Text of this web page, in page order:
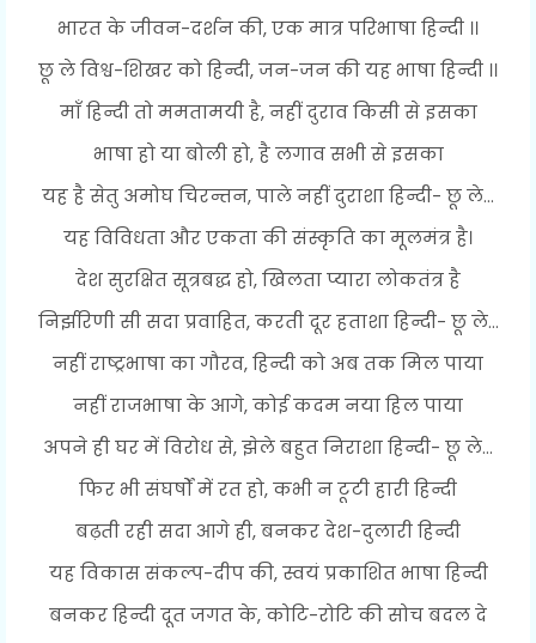
भारत के जीवन-दर्शन की, एक मात्र परिभाषा हिन्दी ।।
छू ले विश्व-शिखर को हिन्दी, जन-जन की यह भाषा हिन्दी ।।
माँ हिन्दी तो ममतामयी है, नहीं दुराव किसी से इसका
भाषा हो या बोली हो, है लगाव सभी से इसका
यह है सेतु अमोघ चिरन्तन, पाले नहीं दुराशा हिन्दी- छू ले...
यह विविधता और एकता की संस्कृति का मूलमंत्र है।
देश सुरक्षित सूत्रबद्ध हो, खिलता प्यारा लोकतंत्र है
निर्झरिणी सी सदा प्रवाहित, करती दूर हताशा हिन्दी- छू ले...
नहीं राष्ट्रभाषा का गौरव, हिन्दी को अब तक मिल पाया
नहीं राजभाषा के आगे, कोई कदम नया हिल पाया
अपने ही घर में विरोध से, झेले बहुत निराशा हिन्दी- छू ले...
फिर भी संघर्षों में रत हो, कभी न टूटी हारी हिन्दी
बढ़ती रही सदा आगे ही, बनकर देश-दुलारी हिन्दी
यह विकास संकल्प-दीप की, स्वयं प्रकाशित भाषा हिन्दी
बनकर हिन्दी दूत जगत के, कोटि-रोटि की सोच बदल दे